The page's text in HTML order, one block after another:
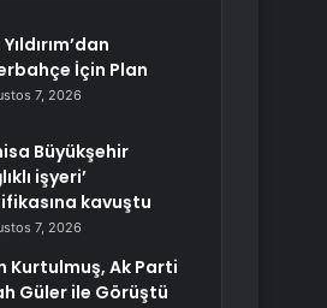
İçin Plan
7, 2026
Büyükşehir
işyeri’
kavuştu
7, 2026
Kurtulmuş, Ak Parti
Güler ile Görüştü